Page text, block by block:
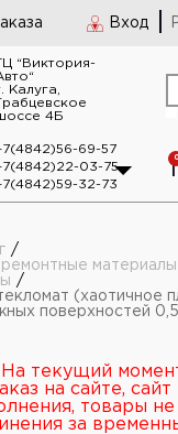
Вход
“Виктория-
Калуга,
4Б
69-57
03-75
32-73
0
/
материалы
/
(хаотичное
поверхностей
На текущий
на сайте, сайт
товары
за